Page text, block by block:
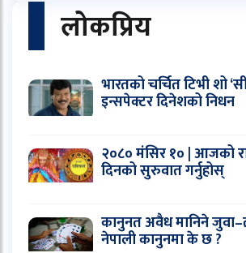
लोकप्रिय
भारतको चर्चित टिभी शो
इन्सपेक्टर दिनेशको निधन
२०८० मंसिर १० | आजको
दिनको सुरुवात गर्नुहोस्
कानुनत अवैध मानिने
नेपाली कानुनमा के छ ?